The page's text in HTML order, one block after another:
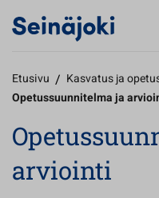
Etusivu / Kasvatus ja
Opetussuunnitelma ja
arviointi